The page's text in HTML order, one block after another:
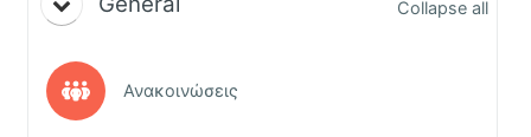
Collapse all
ΑνακοινώσειςForum